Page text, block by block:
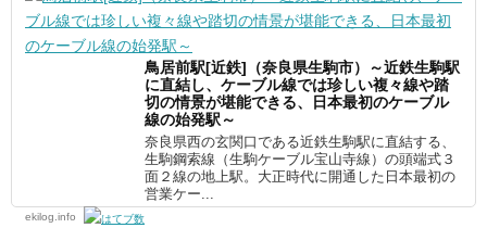
鳥居前駅[近鉄]（奈良県生駒市）～近鉄生駒駅
に直結し、ケーブル線では珍しい複々線や踏
切の情景が堪能できる、日本最初のケーブル
線の始発駅～
奈良県西の玄関口である近鉄生駒駅に直結する、
生駒鋼索線（生駒ケーブル宝山寺線）の頭端式３
面２線の地上駅。大正時代に開通した日本最初の
営業ケー...
ekilog.info